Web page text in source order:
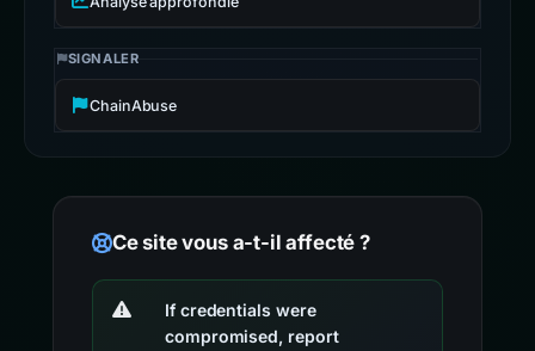
SIGNALER
ChainAbuse
Ce site vous a-t-il affecté ?
If credentials were
compromised, report